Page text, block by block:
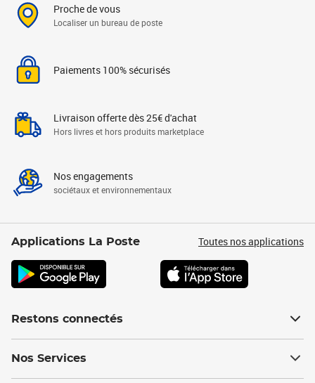
Proche de vous
Localiser un bureau de poste
Paiements 100% sécurisés
Livraison offerte dès 25€ d'achat
Hors livres et hors produits marketplace
Nos engagements
sociétaux et environnementaux
Applications La Poste Toutes nos applications
Restons connectés
Nos Services